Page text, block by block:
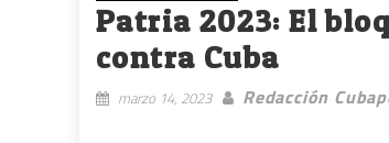
Patria 2023: El
contra Cuba
marzo 14, 2023 Redacción